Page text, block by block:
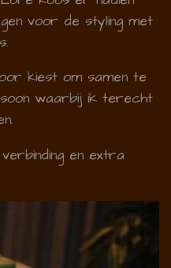
voor de styling met
kiest om samen te
waarbij ik terecht
en extra